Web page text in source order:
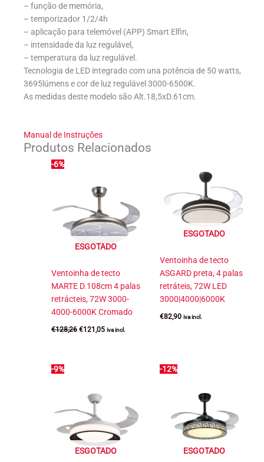
– função de memória,
– temporizador 1/2/4h
– aplicação para telemóvel (APP) Smart Elfin,
– intensidade da luz regulável,
– temperatura da luz regulável.
Tecnologia de LED integrado com una potência de 50 watts,
3695lúmens e cor de luz regulável 3000-6500K.
As medidas deste modelo são Alt.18,5xD.61cm.
Manual de Instruções
Produtos Relacionados
-6%
ESGOTADO
Ventoinha de tecto
MARTE D.108cm 4 palas
retrácteis, 72W 3000-
4000-6000K Cromado
€128,26 O
preço
€121,05Oiva incl.
ESGOTADO
Ventoinha de tecto
ASGARD preta, 4 palas
retráteis, 72W LED
3000|4000|6000K
€82,90 iva incl.
-9%
ESGOTADO
-12%
ESGOTADO